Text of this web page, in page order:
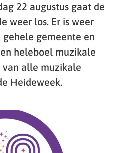
22 augustus gaat de
weer los. Er is weer
gemeente en
heleboel muzikale
van alle muzikale
Heideweek.